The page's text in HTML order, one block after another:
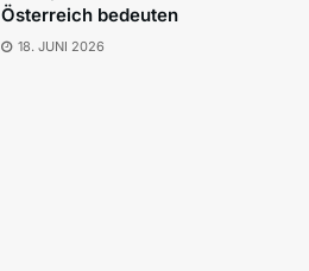
Österreich bedeuten
18. JUNI 2026